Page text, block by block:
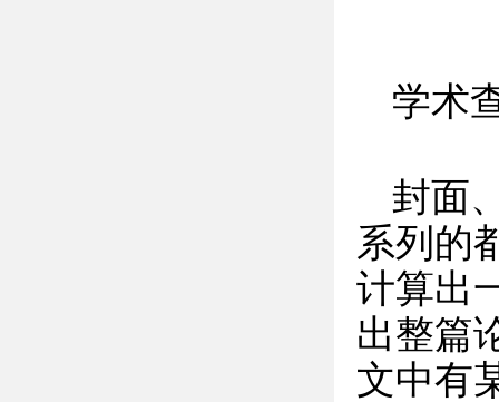
学术
封面
系列的
计算出
出整篇
文中有